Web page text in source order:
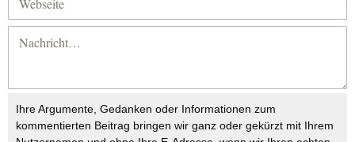
Ihre Argumente, Gedanken oder Informationen zum
kommentierten Beitrag bringen wir ganz oder gekürzt mit Ihrem